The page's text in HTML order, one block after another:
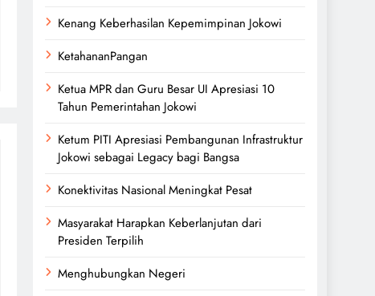
Kenang Keberhasilan Kepemimpinan Jokowi
KetahananPangan
Ketua MPR dan Guru Besar UI Apresiasi 10
Tahun Pemerintahan Jokowi
Ketum PITI Apresiasi Pembangunan Infrastruktur
Jokowi sebagai Legacy bagi Bangsa
Konektivitas Nasional Meningkat Pesat
Masyarakat Harapkan Keberlanjutan dari
Presiden Terpilih
Menghubungkan Negeri